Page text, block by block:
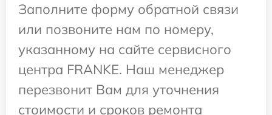
Заполните форму обратной связи
или позвоните нам по номеру,
указанному на сайте сервисного
центра FRANKE. Наш менеджер
перезвонит Вам для уточнения
стоимости и сроков ремонта